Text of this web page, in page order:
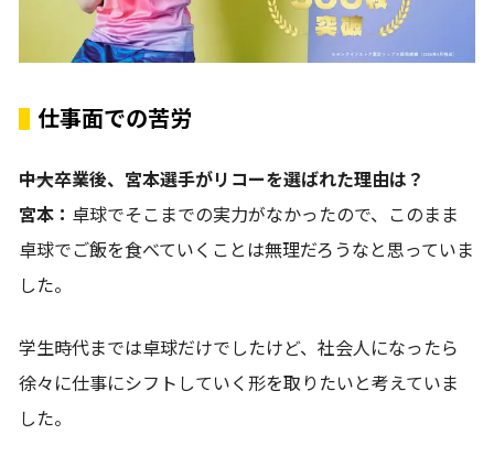
仕事面での苦労
――中大卒業後、宮本選手がリコーを選ばれた理由は？
宮本： 卓球でそこまでの実力がなかったので、このまま
卓球でご飯を食べていくことは無理だろうなと思っていま
した。
学生時代までは卓球だけでしたけど、社会人になったら
徐々に仕事にシフトしていく形を取りたいと考えていま
した。